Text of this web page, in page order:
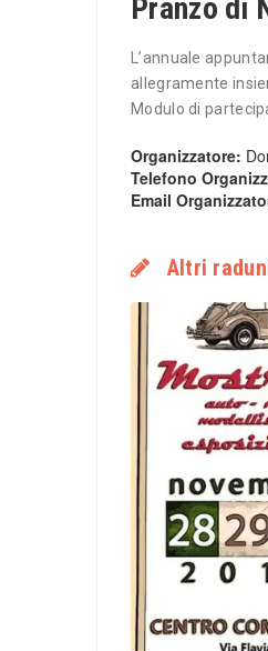
Pranzo di
L’annuale
allegramente
Modulo di
Organizzatore:
Telefono
Email
Altri